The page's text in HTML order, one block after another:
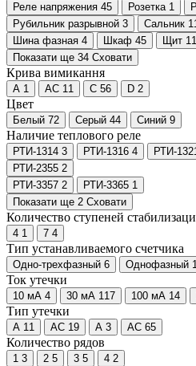
Реле напряжения 45 Розетка 1
Рубильник разрывной 3 Сальник
Шина фазная 4 Шкаф 45 Щит
Показати ще 34 Сховати
Крива вимикання
A 1 AC 11 C 56 D 2
Цвет
Белый 72 Серый 44 Синий 9
Наличие теплового реле
РТИ-1314 3 РТИ-1316 4 РТИ-
РТИ-2355 2
РТИ-3357 2 РТИ-3365 1
Показати ще 2 Сховати
Количество ступеней
4 1 7 4
Тип устанавливаемого счетчика
Одно-трехфазный 6 Однофазный
Ток утечки
10 мА 4 30 мА 117 100 мА 14
Тип утечки
A 11 AC 19 А 3 АС 65
Количество рядов
1 3 2 5 3 5 4 2